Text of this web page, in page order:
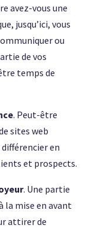
avez-vous une
jusqu’ici, vous
ou
de vos
temps de
. Peut-être
sites web
en
et prospects.
. Une partie
la mise en avant
attirer de